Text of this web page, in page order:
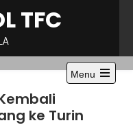
TFC
Menu
Open
ke Turin